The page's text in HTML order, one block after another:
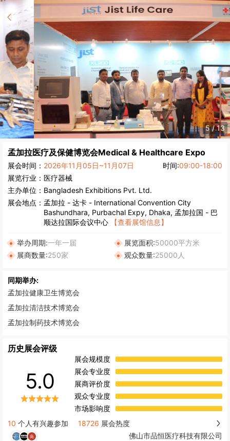
5/13
孟加拉医疗及保健博览会Medical & Healthcare Expo
展会时间： 2026年11月05日~11月07日 时间:09:00-18:00
展览行业： 医疗器械
主办单位： Bangladesh Exhibitions Pvt. Ltd.
展会地点： 孟加拉 - 达卡 - International Convention City
Bashundhara, Purbachal Expy, Dhaka, 孟加拉国 - 巴
顺达拉国际会议中心
【查看展馆信息】
举办周期:一年一届 展览面积:50000平方米
展商数量:250家 观众数量:25000人
同期举办:
孟加拉健康卫生博览会
孟加拉清洁技术博览会
孟加拉制药技术博览会
历史展会评级
5.0
展会规模度
展会专业度
展商评价度
观众专业度
市场影响度
10 个人有兴趣参加 18726 展会热度
佛山市品恒医疗科技有限公司